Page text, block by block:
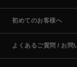
初めてのお客様へ
よくあるご質問 / お問